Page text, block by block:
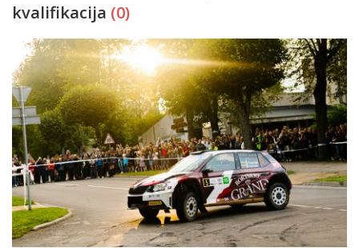
kvalifikacija (0)